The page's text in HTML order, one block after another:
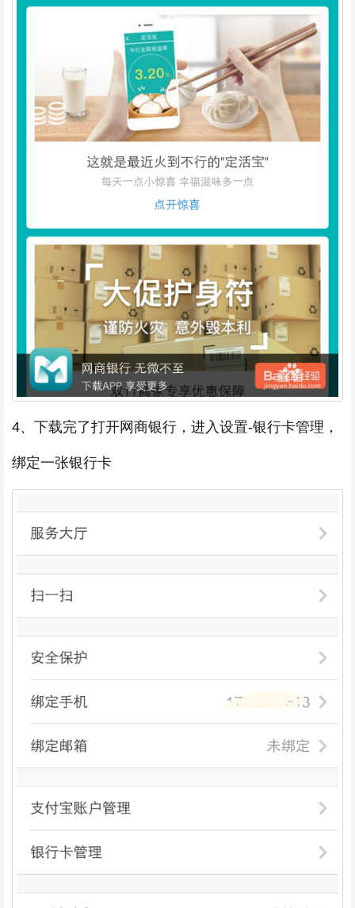
4、下载完了打开网商银行，进入设置-银行卡管理，
绑定一张银行卡